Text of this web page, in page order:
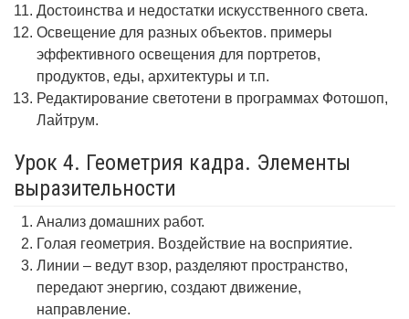
Достоинства и недостатки искусственного света.
Освещение для разных объектов. примеры
эффективного освещения для портретов,
продуктов, еды, архитектуры и т.п.
Редактирование светотени в программах Фотошоп,
Лайтрум.
Урок 4. Геометрия кадра. Элементы
выразительности
Анализ домашних работ.
Голая геометрия. Воздействие на восприятие.
Линии – ведут взор, разделяют пространство,
передают энергию, создают движение,
направление.